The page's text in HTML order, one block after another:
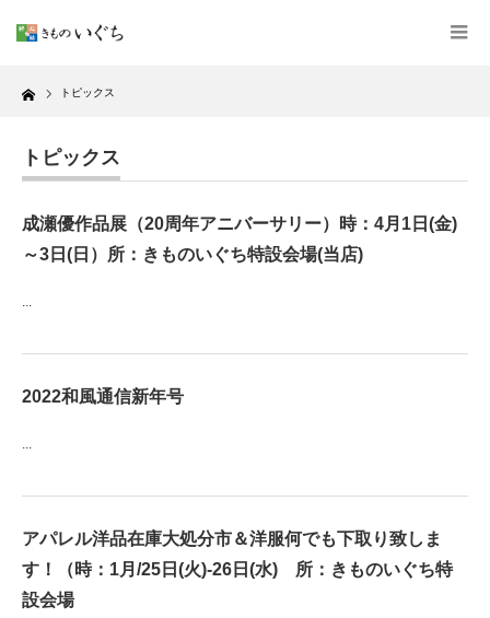
Home トピックス
トピックス
成瀬優作品展（20周年アニバーサリー）時：4月1日(金)
～3日(日）所：きものいぐち特設会場(当店)
...
2022和風通信新年号
...
アパレル洋品在庫大処分市＆洋服何でも下取り致しま
す！（時：1月/25日(火)-26日(水) 所：きものいぐち特
設会場